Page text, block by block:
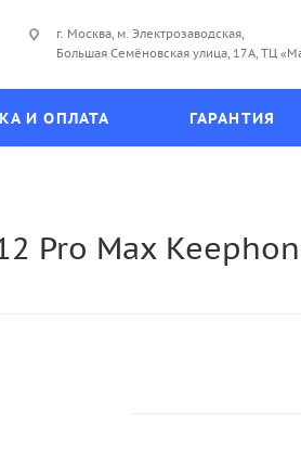
г. Москва, м. Электрозаводская,
Большая Семёновская улица, 17А, ТЦ
И ОПЛАТА ГАРАНТИЯ
Pro Max